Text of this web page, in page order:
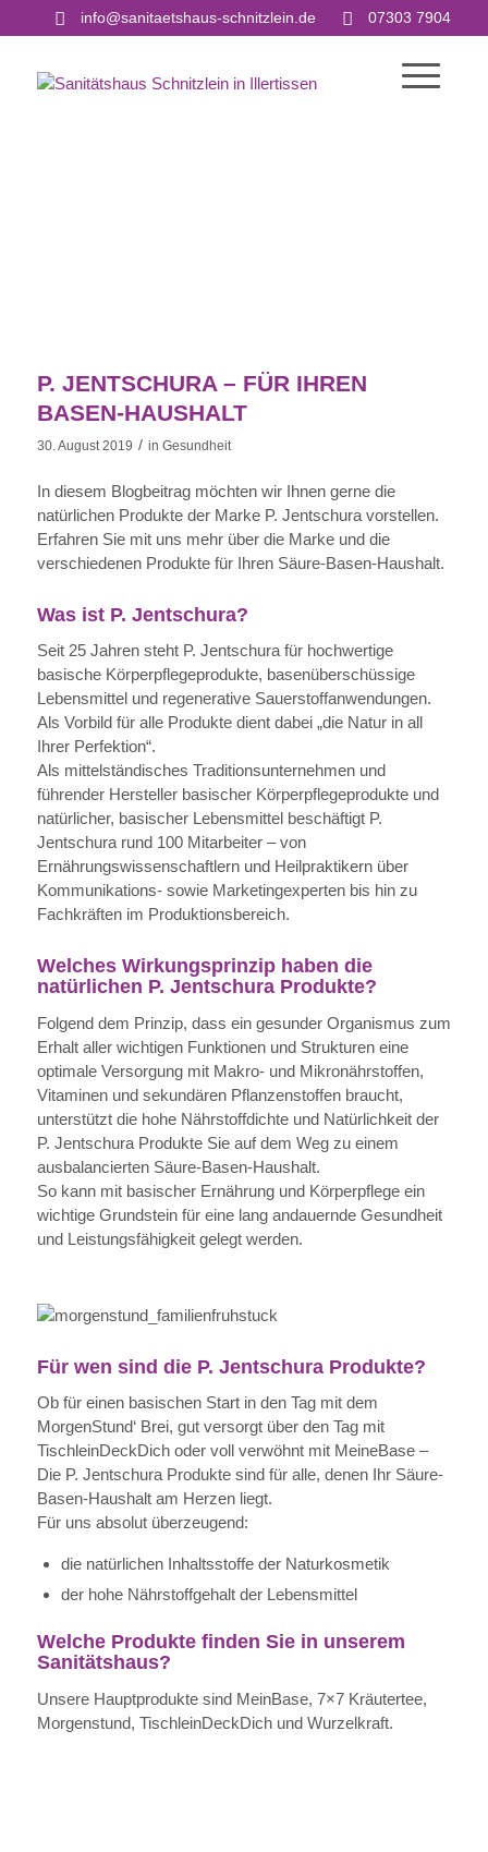
info@sanitaetshaus-schnitzlein.de 07303 7904
P. JENTSCHURA – FÜR IHREN
BASEN-HAUSHALT
30. August 2019 / in Gesundheit
In diesem Blogbeitrag möchten wir Ihnen gerne die
natürlichen Produkte der Marke P. Jentschura vorstellen.
Erfahren Sie mit uns mehr über die Marke und die
verschiedenen Produkte für Ihren Säure-Basen-Haushalt.
Was ist P. Jentschura?
Seit 25 Jahren steht P. Jentschura für hochwertige
basische Körperpflegeprodukte, basenüberschüssige
Lebensmittel und regenerative Sauerstoffanwendungen.
Als Vorbild für alle Produkte dient dabei „die Natur in all
Ihrer Perfektion“.
Als mittelständisches Traditionsunternehmen und
führender Hersteller basischer Körperpflegeprodukte und
natürlicher, basischer Lebensmittel beschäftigt P.
Jentschura rund 100 Mitarbeiter – von
Ernährungswissenschaftlern und Heilpraktikern über
Kommunikations- sowie Marketingexperten bis hin zu
Fachkräften im Produktionsbereich.
Welches Wirkungsprinzip haben die
natürlichen P. Jentschura Produkte?
Folgend dem Prinzip, dass ein gesunder Organismus zum
Erhalt aller wichtigen Funktionen und Strukturen eine
optimale Versorgung mit Makro- und Mikronährstoffen,
Vitaminen und sekundären Pflanzenstoffen braucht,
unterstützt die hohe Nährstoffdichte und Natürlichkeit der
P. Jentschura Produkte Sie auf dem Weg zu einem
ausbalancierten Säure-Basen-Haushalt.
So kann mit basischer Ernährung und Körperpflege ein
wichtige Grundstein für eine lang andauernde Gesundheit
und Leistungsfähigkeit gelegt werden.
Für wen sind die P. Jentschura Produkte?
Ob für einen basischen Start in den Tag mit dem
MorgenStund‘ Brei, gut versorgt über den Tag mit
TischleinDeckDich oder voll verwöhnt mit MeineBase –
Die P. Jentschura Produkte sind für alle, denen Ihr Säure-
Basen-Haushalt am Herzen liegt.
Für uns absolut überzeugend:
die natürlichen Inhaltsstoffe der Naturkosmetik
der hohe Nährstoffgehalt der Lebensmittel
Welche Produkte finden Sie in unserem
Sanitätshaus?
Unsere Hauptprodukte sind MeinBase, 7×7 Kräutertee,
Morgenstund, TischleinDeckDich und Wurzelkraft.